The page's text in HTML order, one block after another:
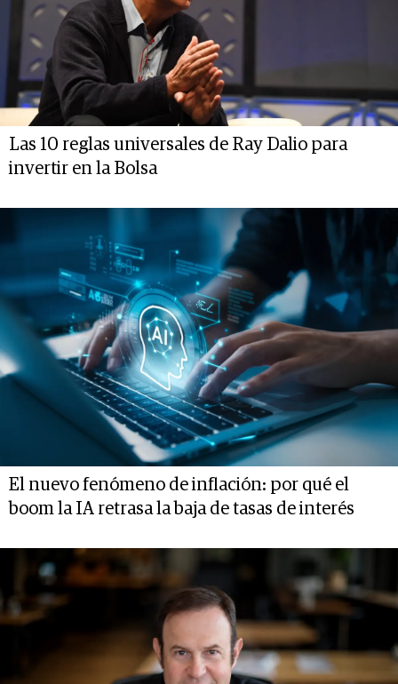
Las 10 reglas universales de Ray Dalio para
invertir en la Bolsa
El nuevo fenómeno de inflación: por qué el
boom la IA retrasa la baja de tasas de interés